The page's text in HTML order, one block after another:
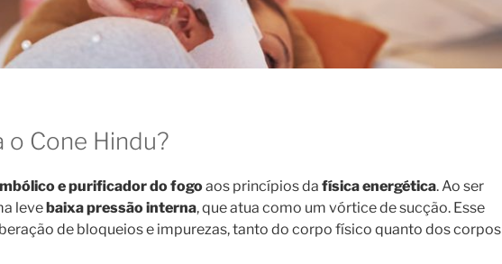
Cone Hindu?
e purificador do fogoaos princípios da física energética. Ao ser
levebaixa pressão interna, que atua como um vórtice de sucção. Esse
de bloqueios e impurezas, tanto do corpo físico quanto dos corpos